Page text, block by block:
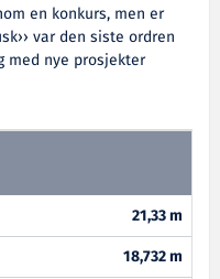
en konkurs, men er
var den siste ordren
med nye prosjekter
21,33 m
18,732 m